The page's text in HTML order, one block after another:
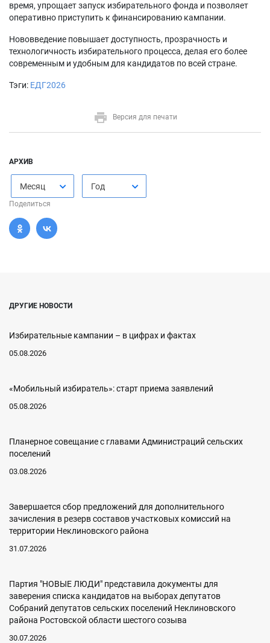
время, упрощает запуск избирательного фонда и позволяет
оперативно приступить к финансированию кампании.
Нововведение повышает доступность, прозрачность и
технологичность избирательного процесса, делая его более
современным и удобным для кандидатов по всей стране.
Тэги: ЕДГ2026
Версия для печати
АРХИВ
Месяц Год
Поделиться
ДРУГИЕ НОВОСТИ
Избирательные кампании – в цифрах и фактах
05.08.2026
«Мобильный избиратель»: старт приема заявлений
05.08.2026
Планерное совещание с главами Администраций сельских
поселений
03.08.2026
Завершается сбор предложений для дополнительного
зачисления в резерв составов участковых комиссий на
территории Неклиновского района
31.07.2026
Партия "НОВЫЕ ЛЮДИ" представила документы для
заверения списка кандидатов на выборах депутатов
Собраний депутатов сельских поселений Неклиновского
района Ростовской области шестого созыва
30.07.2026